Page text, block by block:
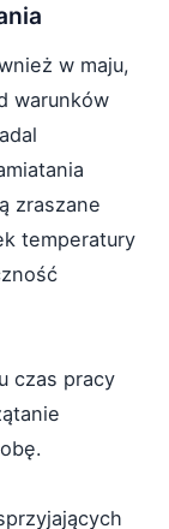
w maju,
warunków
zraszane
temperatury
czas pracy